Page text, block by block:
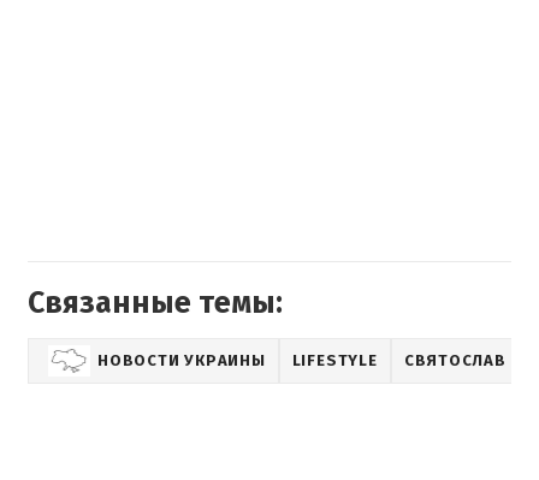
Связанные темы:
НОВОСТИ УКРАИНЫ LIFESTYLE СВЯТОСЛАВ